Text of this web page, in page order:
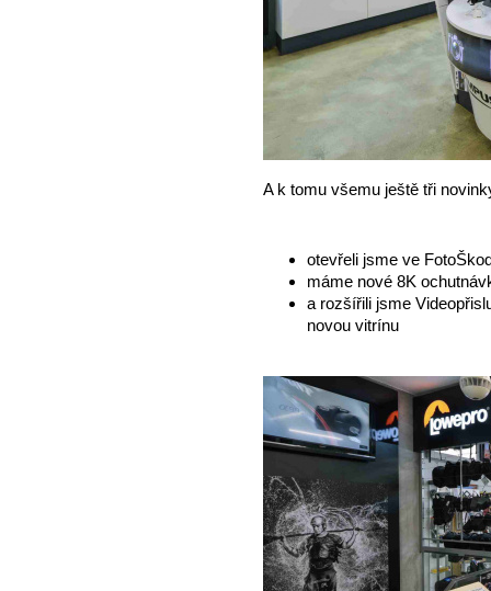
A k tomu všemu ještě tři
otevřeli jsme ve
máme nové 8K
a rozšířili jsme
novou vitrínu